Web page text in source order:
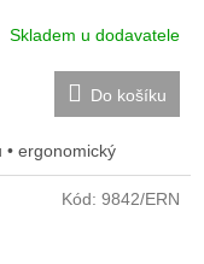
Skladem u dodavatele
Do košíku
• ergonomický
Kód: 9842/ERN